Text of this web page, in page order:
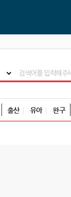
출산 유아 완구